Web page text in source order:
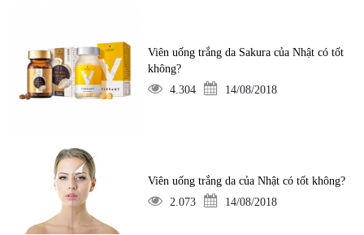
Viên uống trắng da Sakura của Nhật có tốt
không?
4.304
14/08/2018
Viên uống trắng da của Nhật có tốt không?
2.073
14/08/2018